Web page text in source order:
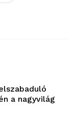
a nagyvilág